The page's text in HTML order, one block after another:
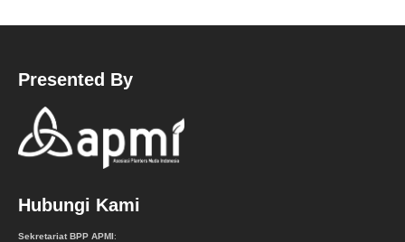
Presented By
Hubungi Kami
Sekretariat BPP APMI: